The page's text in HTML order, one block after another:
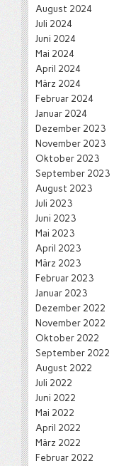
August 2024
Juli 2024
Juni 2024
Mai 2024
April 2024
März 2024
Februar 2024
Januar 2024
Dezember 2023
November 2023
Oktober 2023
September 2023
August 2023
Juli 2023
Juni 2023
Mai 2023
April 2023
März 2023
Februar 2023
Januar 2023
Dezember 2022
November 2022
Oktober 2022
September 2022
August 2022
Juli 2022
Juni 2022
Mai 2022
April 2022
März 2022
Februar 2022